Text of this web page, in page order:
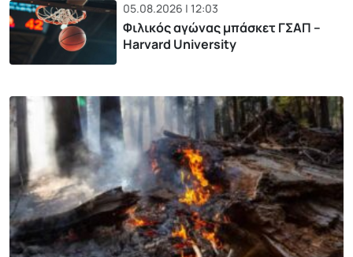
05.08.2026 | 12:03
Φιλικός αγώνας μπάσκετ ΓΣΑΠ –
Harvard University